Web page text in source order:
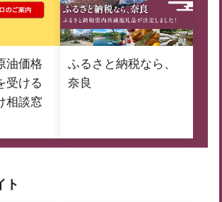
油価格
受ける
相談窓
ふるさと納税なら、
奈良
ト